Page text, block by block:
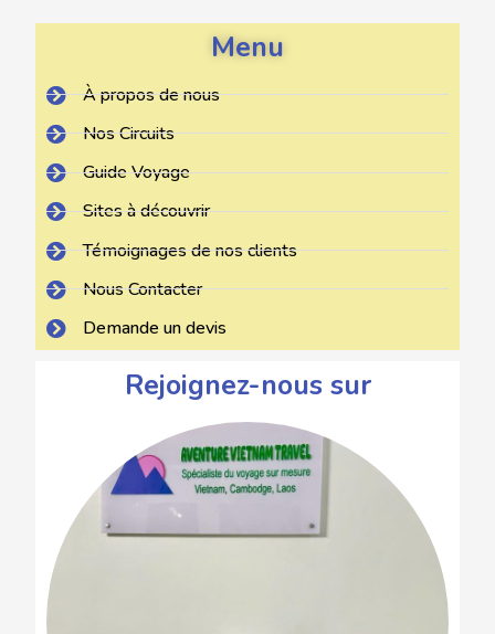
Menu
À propos de nous
Nos Circuits
Guide Voyage
Sites à découvrir
Témoignages de nos clients
Nous Contacter
Demande un devis
Rejoignez-nous sur